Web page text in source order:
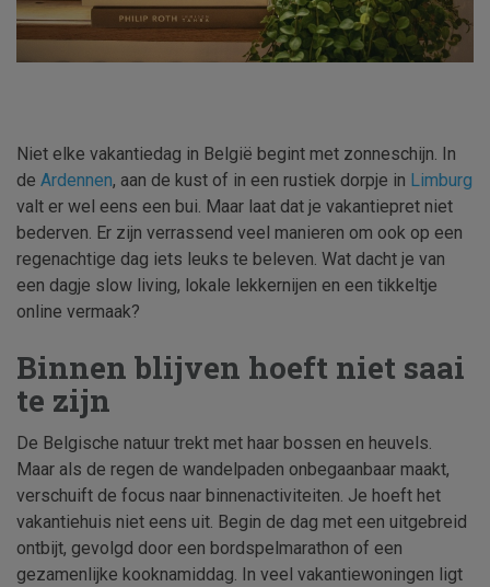
Niet elke vakantiedag in België begint met zonneschijn. In
de Ardennen, aan de kust of in een rustiek dorpje in Limburg
valt er wel eens een bui. Maar laat dat je vakantiepret niet
bederven. Er zijn verrassend veel manieren om ook op een
regenachtige dag iets leuks te beleven. Wat dacht je van
een dagje slow living, lokale lekkernijen en een tikkeltje
online vermaak?
Binnen blijven hoeft niet saai
te zijn
De Belgische natuur trekt met haar bossen en heuvels.
Maar als de regen de wandelpaden onbegaanbaar maakt,
verschuift de focus naar binnenactiviteiten. Je hoeft het
vakantiehuis niet eens uit. Begin de dag met een uitgebreid
ontbijt, gevolgd door een bordspelmarathon of een
gezamenlijke kooknamiddag. In veel vakantiewoningen ligt